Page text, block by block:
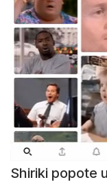
Shiriki popote